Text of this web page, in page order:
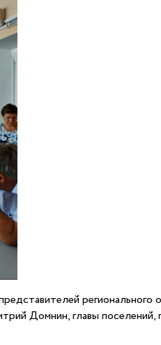
представителей
Домнин, главы